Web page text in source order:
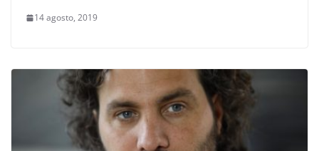
14 agosto, 2019